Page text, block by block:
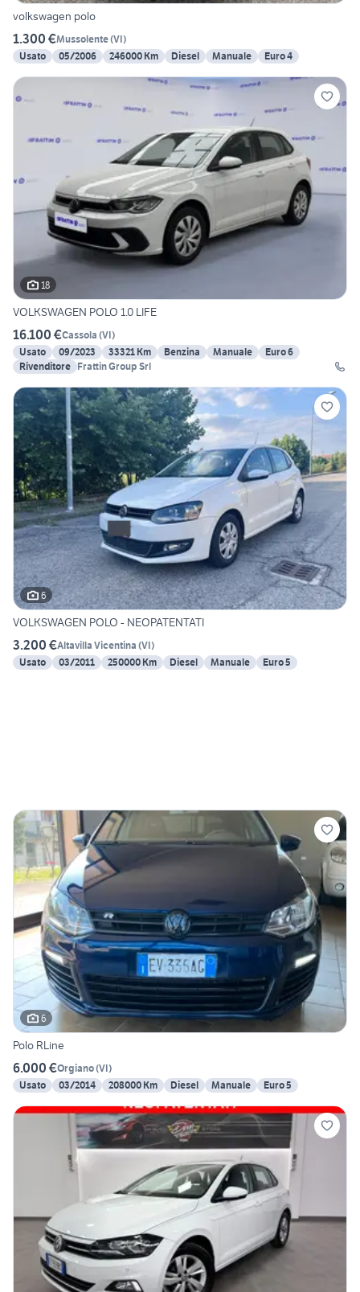
volkswagen polo
1.300 €Mussolente(VI)
Usato
05/2006 246000 Km Diesel Manuale Euro 4
18
VOLKSWAGEN POLO 1.0 LIFE
16.100 €Cassola (VI)
Usato
09/2023 33321 Km Benzina Manuale
Euro 6
Rivenditore Frattin Group Srl
6
VOLKSWAGEN POLO - NEOPATENTATI
3.200 €Altavilla Vicentina (VI)
Usato
03/2011 250000 Km Diesel Manuale Euro 5
6
Polo RLine
6.000 €Orgiano(VI)
Usato
03/2014 208000 Km Diesel Manuale Euro 5